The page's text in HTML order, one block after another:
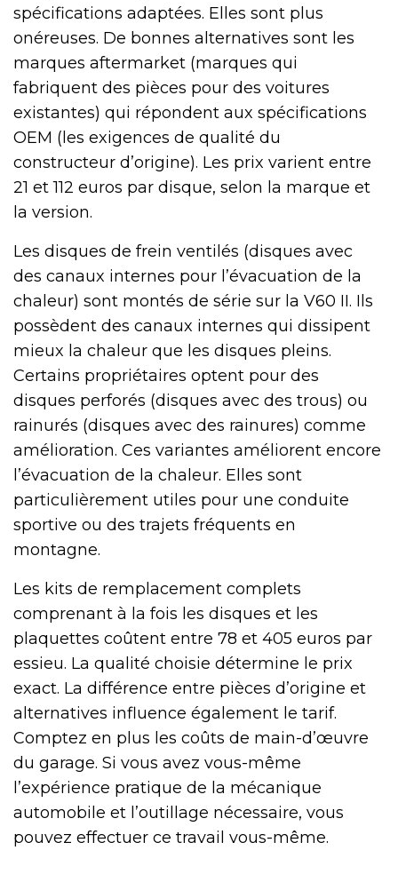
spécifications adaptées. Elles sont plus
onéreuses. De bonnes alternatives sont les
marques aftermarket (marques qui
fabriquent des pièces pour des voitures
existantes) qui répondent aux spécifications
OEM (les exigences de qualité du
constructeur d’origine). Les prix varient entre
21 et 112 euros par disque, selon la marque et
la version.
Les disques de frein ventilés (disques avec
des canaux internes pour l’évacuation de la
chaleur) sont montés de série sur la V60 II. Ils
possèdent des canaux internes qui dissipent
mieux la chaleur que les disques pleins.
Certains propriétaires optent pour des
disques perforés (disques avec des trous) ou
rainurés (disques avec des rainures) comme
amélioration. Ces variantes améliorent encore
l’évacuation de la chaleur. Elles sont
particulièrement utiles pour une conduite
sportive ou des trajets fréquents en
montagne.
Les kits de remplacement complets
comprenant à la fois les disques et les
plaquettes coûtent entre 78 et 405 euros par
essieu. La qualité choisie détermine le prix
exact. La différence entre pièces d’origine et
alternatives influence également le tarif.
Comptez en plus les coûts de main-d’œuvre
du garage. Si vous avez vous-même
l’expérience pratique de la mécanique
automobile et l’outillage nécessaire, vous
pouvez effectuer ce travail vous-même.